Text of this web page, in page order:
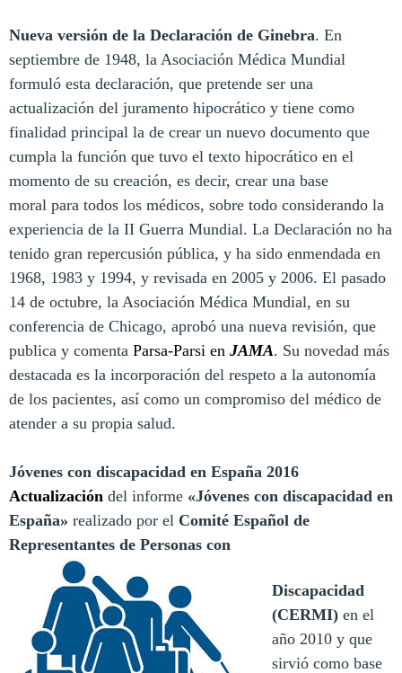
Nueva versión de la Declaración de Ginebra. En
septiembre de 1948, la Asociación Médica Mundial
formuló esta declaración, que pretende ser una
actualización del juramento hipocrático y tiene como
finalidad principal la de crear un nuevo documento que
cumpla la función que tuvo el texto hipocrático en el
momento de su creación, es decir, crear una base
moral para todos los médicos, sobre todo considerando la
experiencia de la II Guerra Mundial. La Declaración no ha
tenido gran repercusión pública, y ha sido enmendada en
1968, 1983 y 1994, y revisada en 2005 y 2006. El pasado
14 de octubre, la Asociación Médica Mundial, en su
conferencia de Chicago, aprobó una nueva revisión, que
publica y comenta Parsa-Parsi en JAMA. Su novedad más
destacada es la incorporación del respeto a la autonomía
de los pacientes, así como un compromiso del médico de
atender a su propia salud.
Jóvenes con discapacidad en España 2016
Actualización del informe «Jóvenes con discapacidad en
España» realizado por el Comité Español de
Representantes de Personas con
Discapacidad
(CERMI) en el
año 2010 y que
sirvió como base